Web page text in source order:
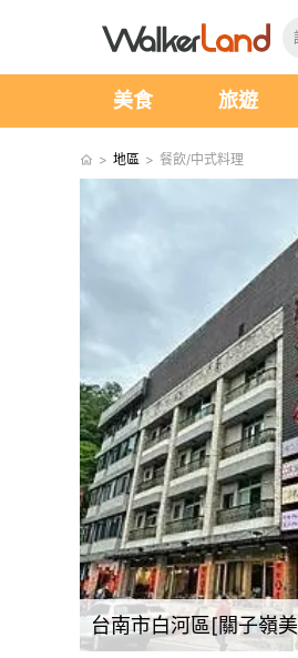
美食 旅遊
> 地區 > 餐飲/中式料理
台南市白河區[關子嶺